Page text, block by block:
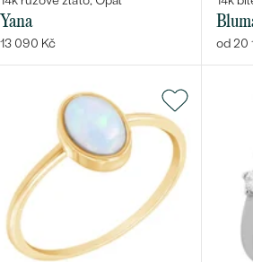
Yana
13 090 Kč od 20